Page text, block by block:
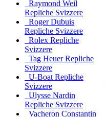
Raymond Weil
Repliche Svizzere
Roger Dubuis
Repliche Svizzere
Rolex Repliche
Svizzere
Tag Heuer Repliche
Svizzere
U-Boat Repliche
Svizzere
Ulysse Nardin
Repliche Svizzere
Vacheron Constantin